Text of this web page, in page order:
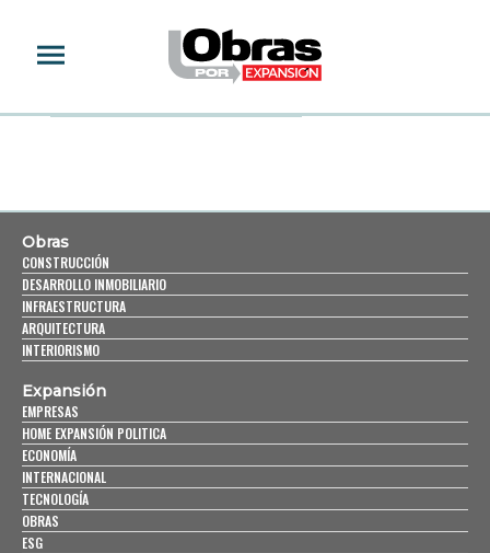
Obras
CONSTRUCCIÓN
DESARROLLO INMOBILIARIO
INFRAESTRUCTURA
ARQUITECTURA
INTERIORISMO
Expansión
EMPRESAS
HOME EXPANSIÓN POLITICA
ECONOMÍA
INTERNACIONAL
TECNOLOGÍA
OBRAS
ESG